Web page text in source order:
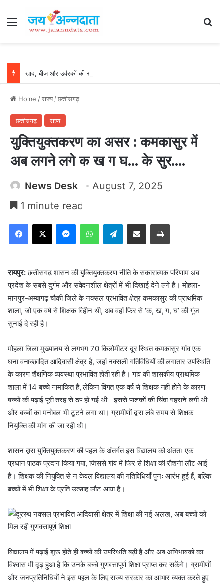
Menu
Home /राज्य/छत्तीसगढ़
छत्तीसगढ़ राज्य
युक्तियुक्तकरण का असर : कमकासुर में
अब लगने लगे क ख ग घ… के सुर….
News Desk
August 7, 2025
1 minute read
Facebook
X MessengerWhatsAppTelegramShare via Email Print
रायपुर:छत्तीसगढ़ शासन की युक्तियुक्तकरण नीति के सकारात्मक परिणाम अब
प्रदेश के सबसे दुर्गम और संवेदनशील क्षेत्रों में भी दिखाई देने लगे हैं। मोहला-
मानपुर-अम्बागढ़ चौकी जिले के नक्सल प्रभावित क्षेत्र कमकासुर की प्राथमिक
शाला, जो एक वर्ष से शिक्षक विहीन थी, अब वहां फिर से ‘क, ख, ग, घ’ की गूंज
सुनाई दे रही है।
मोहला जिला मुख्यालय से लगभग 70 किलोमीटर दूर स्थित कमकासुर गांव एक
घना वनाच्छादित आदिवासी क्षेत्र है, जहां नक्सली गतिविधियों की लगातार उपस्थिति
के कारण शैक्षणिक व्यवस्था प्रभावित होती रही है। गांव की शासकीय प्राथमिक
शाला में 14 बच्चे नामांकित हैं, लेकिन विगत एक वर्ष से शिक्षक नहीं होने के कारण
बच्चों की पढ़ाई पूरी तरह से ठप हो गई थी। इससे पालकों की चिंता गहराने लगी थी
और बच्चों का मनोबल भी टूटने लगा था। ग्रामीणों द्वारा लंबे समय से शिक्षक
नियुक्ति की मांग की जा रही थी।
शासन द्वारा युक्तियुक्तकरण की पहल के अंतर्गत इस विद्यालय को अंततः एक
प्रधान पाठक प्रदान किया गया, जिससे गांव में फिर से शिक्षा की रौशनी लौट आई
है। शिक्षक की नियुक्ति से न केवल विद्यालय की गतिविधियाँ पुनः आरंभ हुई हैं, बल्कि
बच्चों में भी शिक्षा के प्रति उत्साह लौट आया है।
विद्यालय में पढ़ाई शुरू होते ही बच्चों की उपस्थिति बढ़ी है और अब अभिभावकों का
विश्वास भी दृढ़ हुआ है कि उनके बच्चे गुणवत्तापूर्ण शिक्षा प्राप्त कर सकेंगे। ग्रामीणों
और जनप्रतिनिधियों ने इस पहल के लिए राज्य सरकार का आभार व्यक्त करते हुए